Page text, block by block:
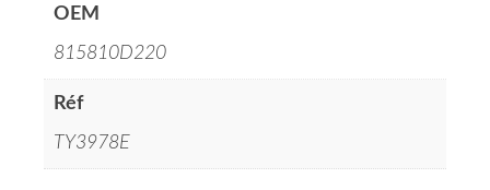
OEM
815810D220
Réf
TY3978E